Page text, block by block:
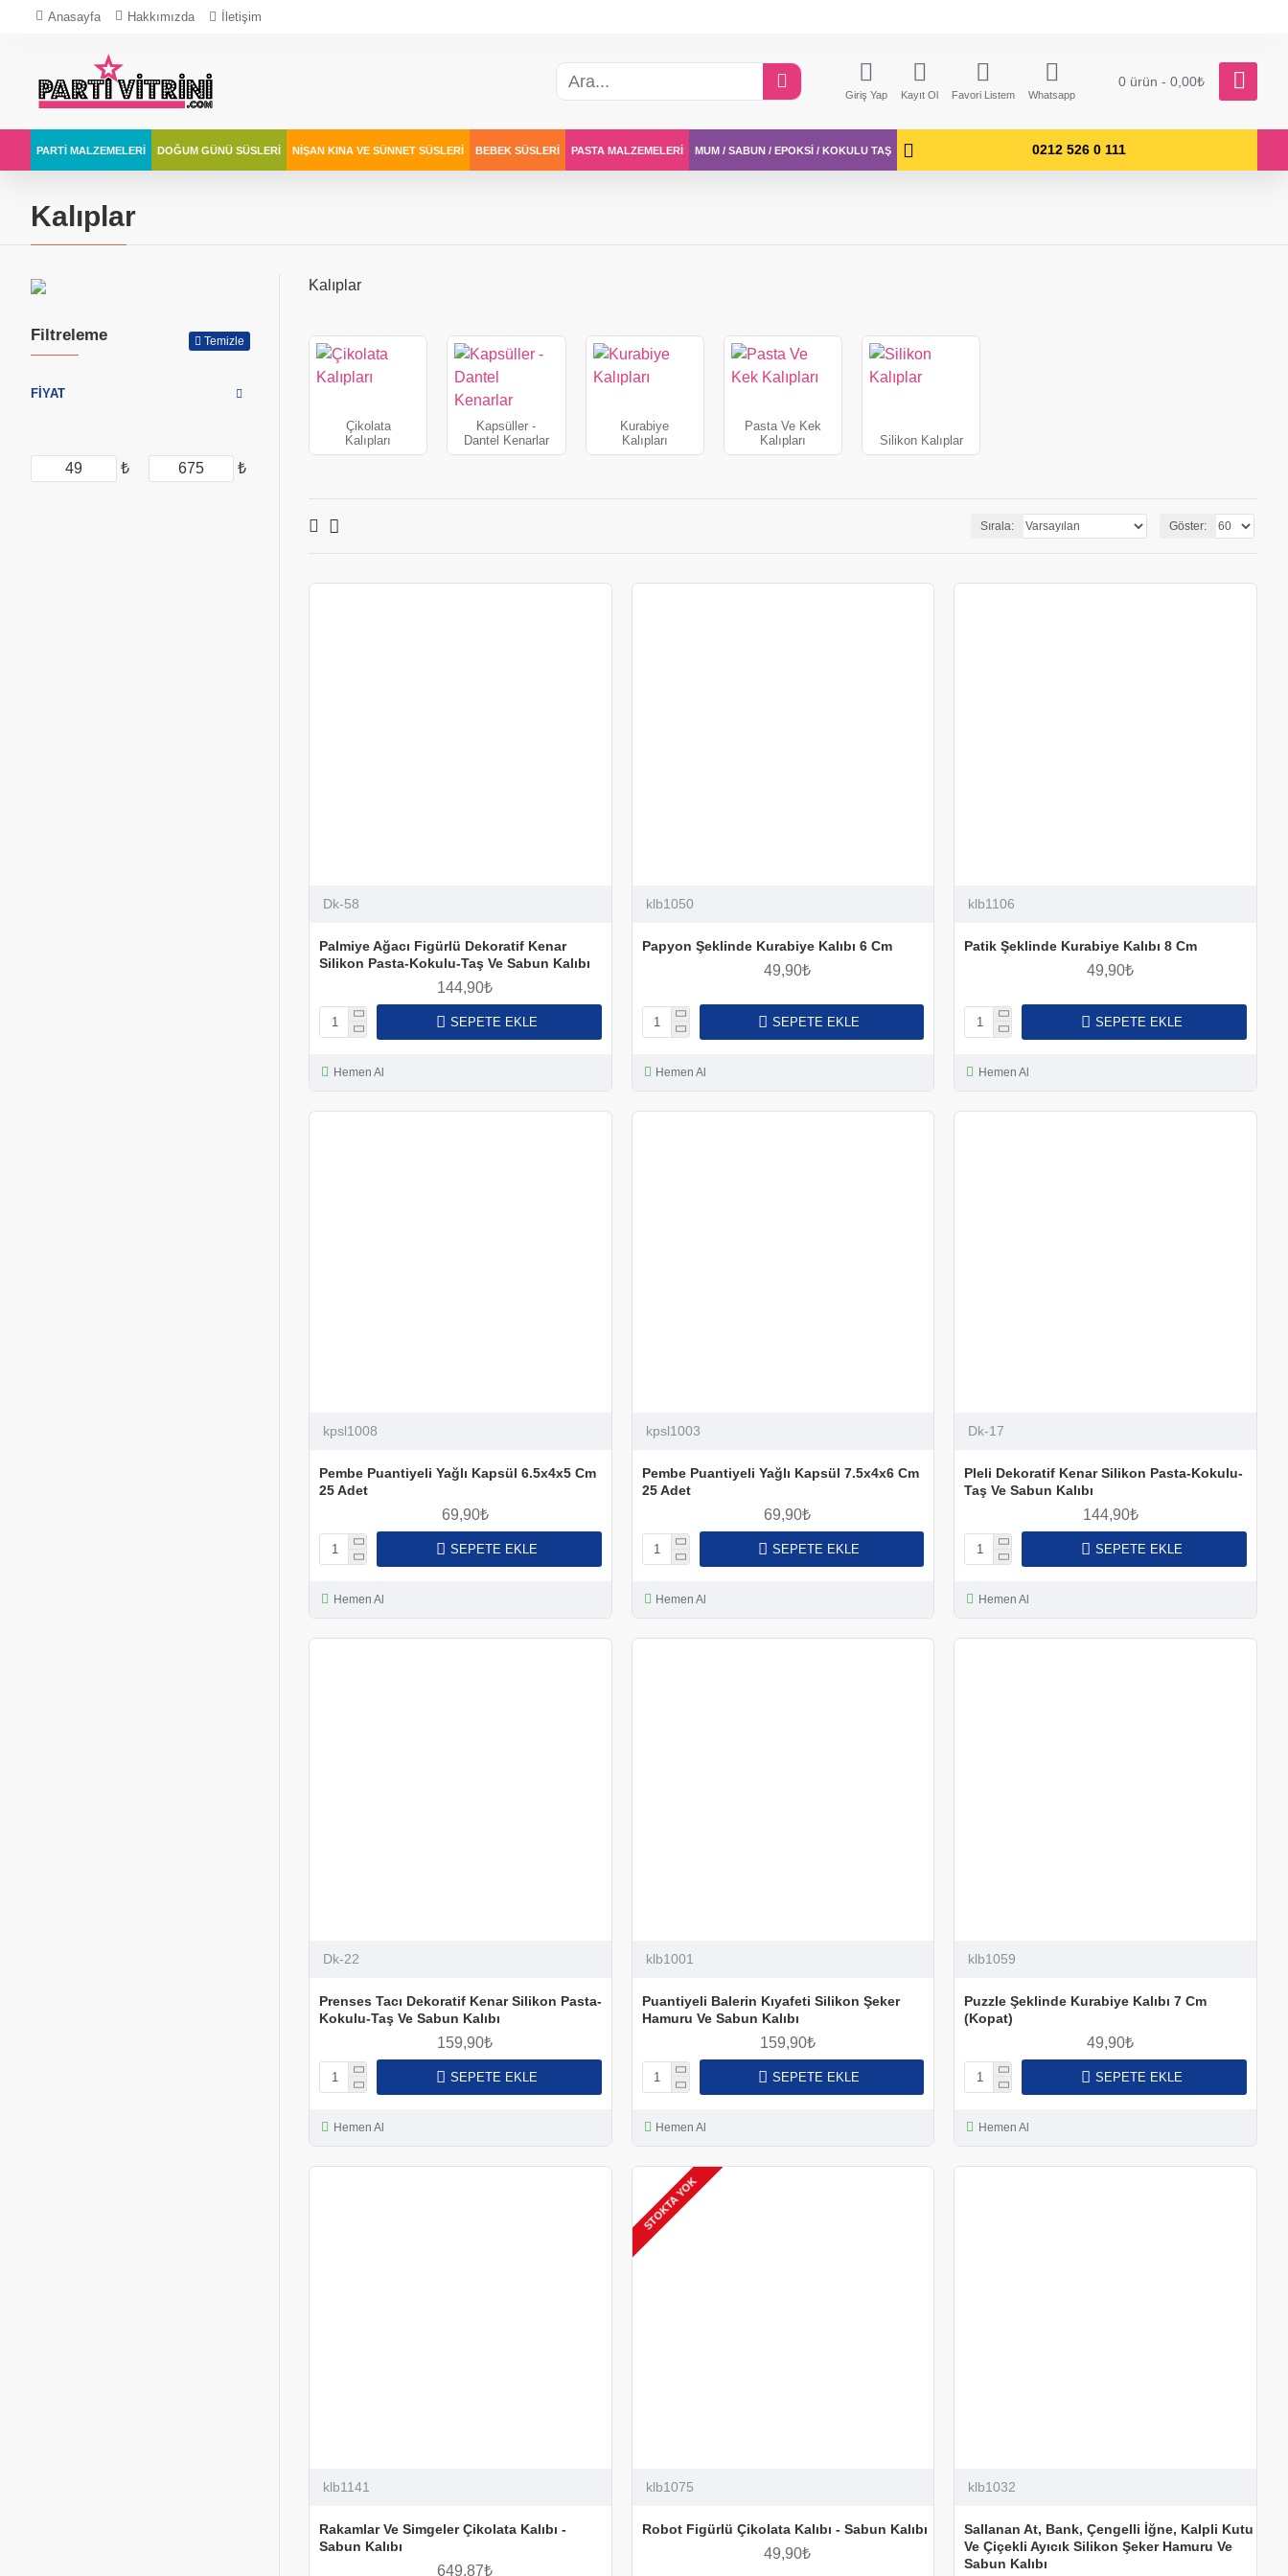
Anasayfa Hakkımızda İletişim
Giriş Yap Kayıt Ol Favori Listem Whatsapp
0 ürün - 0,00₺
PARTI MALZEMELERI DOĞUM GÜNÜ SÜSLERI NIŞAN KINA VE SÜNNET SÜSLERI BEBEK SÜSLERI PASTA MALZEMELERI MUM / SABUN / EPOKSI / KOKULU TAŞ 0212 526 0 111
Kalıplar
Filtreleme Temizle
FIYAT
₺ ₺
Kalıplar
Çikolata
Kalıpları
Kapsüller -
Dantel Kenarlar
Kurabiye
Kalıpları
Pasta Ve Kek
Kalıpları
Silikon Kalıplar
Sırala: Göster:
Dk-58
Palmiye Ağacı Figürlü Dekoratif Kenar
Silikon Pasta-Kokulu-Taş Ve Sabun Kalıbı
144,90₺
SEPETE EKLE
Hemen Al
klb1050
Papyon Şeklinde Kurabiye Kalıbı 6 Cm
49,90₺
SEPETE EKLE
Hemen Al
klb1106
Patik Şeklinde Kurabiye Kalıbı 8 Cm
49,90₺
SEPETE EKLE
Hemen Al
kpsl1008
Pembe Puantiyeli Yağlı Kapsül 6.5x4x5 Cm
25 Adet
69,90₺
SEPETE EKLE
Hemen Al
kpsl1003
Pembe Puantiyeli Yağlı Kapsül 7.5x4x6 Cm
25 Adet
69,90₺
SEPETE EKLE
Hemen Al
Dk-17
Pleli Dekoratif Kenar Silikon Pasta-Kokulu-
Taş Ve Sabun Kalıbı
144,90₺
SEPETE EKLE
Hemen Al
Dk-22
Prenses Tacı Dekoratif Kenar Silikon Pasta-
Kokulu-Taş Ve Sabun Kalıbı
159,90₺
SEPETE EKLE
Hemen Al
klb1001
Puantiyeli Balerin Kıyafeti Silikon Şeker
Hamuru Ve Sabun Kalıbı
159,90₺
SEPETE EKLE
Hemen Al
klb1059
Puzzle Şeklinde Kurabiye Kalıbı 7 Cm
(Kopat)
49,90₺
SEPETE EKLE
Hemen Al
klb1141
Rakamlar Ve Simgeler Çikolata Kalıbı -
Sabun Kalıbı
649,87₺
STOKTA YOK
klb1075
Robot Figürlü Çikolata Kalıbı - Sabun Kalıbı
49,90₺
klb1032
Sallanan At, Bank, Çengelli İğne, Kalpli Kutu
Ve Çiçekli Ayıcık Silikon Şeker Hamuru Ve
Sabun Kalıbı